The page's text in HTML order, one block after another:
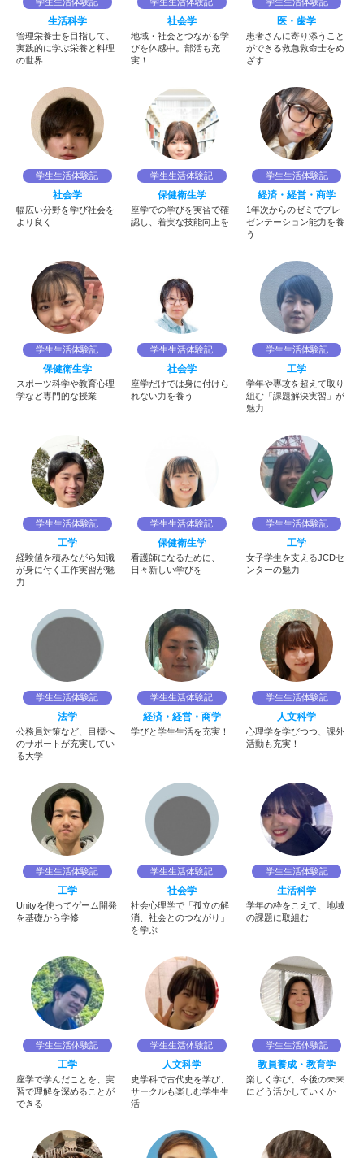
生活科学
管理栄養士を目指して、
実践的に学ぶ栄養と料理
の世界
社会学
地域・社会とつながる学
びを体感中。部活も充
実！
医・歯学
患者さんに寄り添うこと
ができる救急救命士をめ
ざす
学生生活体験記
社会学
幅広い分野を学び社会を
より良く
学生生活体験記
保健衛生学
座学での学びを実習で確
認し、着実な技能向上を
学生生活体験記
経済・経営・商学
1年次からのゼミでプレ
ゼンテーション能力を養
う
学生生活体験記
保健衛生学
スポーツ科学や教育心理
学など専門的な授業
学生生活体験記
社会学
座学だけでは身に付けら
れない力を養う
学生生活体験記
工学
学年や専攻を超えて取り
組む「課題解決実習」が
魅力
学生生活体験記
工学
経験値を積みながら知識
が身に付く工作実習が魅
力
学生生活体験記
保健衛生学
看護師になるために、
日々新しい学びを
学生生活体験記
工学
女子学生を支えるJCDセ
ンターの魅力
学生生活体験記
法学
公務員対策など、目標へ
のサポートが充実してい
る大学
学生生活体験記
経済・経営・商学
学びと学生生活を充実！
学生生活体験記
人文科学
心理学を学びつつ、課外
活動も充実！
学生生活体験記
工学
Unityを使ってゲーム開発
を基礎から学修
学生生活体験記
社会学
社会心理学で「孤立の解
消、社会とのつながり」
を学ぶ
学生生活体験記
生活科学
学年の枠をこえて、地域
の課題に取組む
学生生活体験記
工学
座学で学んだことを、実
習で理解を深めることが
できる
学生生活体験記
人文科学
史学科で古代史を学び、
サークルも楽しむ学生生
活
学生生活体験記
教員養成・教育学
楽しく学び、今後の未来
にどう活かしていくか